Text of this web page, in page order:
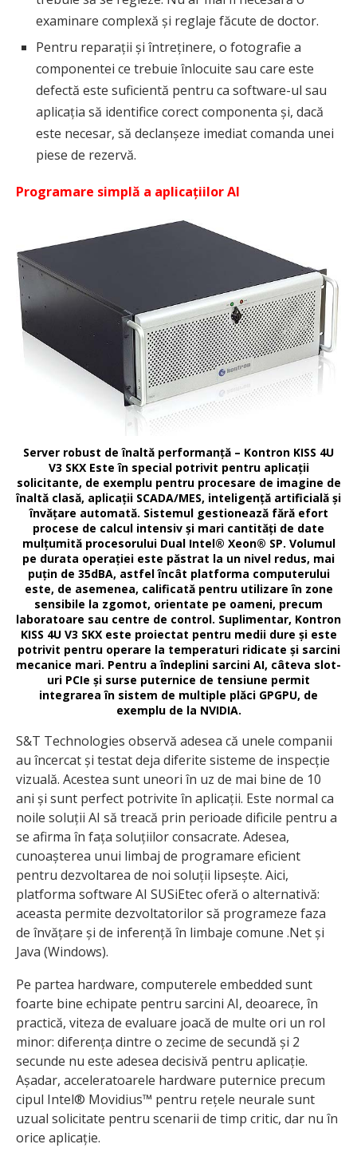
examinare complexă și reglaje făcute de doctor.
Pentru reparații și întreținere, o fotografie a
componentei ce trebuie înlocuite sau care este
defectă este suficientă pentru ca software-ul sau
aplicația să identifice corect componenta și, dacă
este necesar, să declanșeze imediat comanda unei
piese de rezervă.
Programare simplă a aplicațiilor AI
Server robust de înaltă performanță – Kontron KISS 4U
V3 SKX Este în special potrivit pentru aplicații
solicitante, de exemplu pentru procesare de imagine de
înaltă clasă, aplicații SCADA/MES, inteligență artificială și
învățare automată. Sistemul gestionează fără efort
procese de calcul intensiv și mari cantități de date
mulțumită procesorului Dual Intel® Xeon® SP. Volumul
pe durata operației este păstrat la un nivel redus, mai
puțin de 35dBA, astfel încât platforma computerului
este, de asemenea, calificată pentru utilizare în zone
sensibile la zgomot, orientate pe oameni, precum
laboratoare sau centre de control. Suplimentar, Kontron
KISS 4U V3 SKX este proiectat pentru medii dure și este
potrivit pentru operare la temperaturi ridicate și sarcini
mecanice mari. Pentru a îndeplini sarcini AI, câteva slot-
uri PCIe și surse puternice de tensiune permit
integrarea în sistem de multiple plăci GPGPU, de
exemplu de la NVIDIA.
S&T Technologies observă adesea că unele companii
au încercat și testat deja diferite sisteme de inspecție
vizuală. Acestea sunt uneori în uz de mai bine de 10
ani și sunt perfect potrivite în aplicații. Este normal ca
noile soluții AI să treacă prin perioade dificile pentru a
se afirma în fața soluțiilor consacrate. Adesea,
cunoașterea unui limbaj de programare eficient
pentru dezvoltarea de noi soluții lipsește. Aici,
platforma software AI SUSiEtec oferă o alternativă:
aceasta permite dezvoltatorilor să programeze faza
de învățare și de inferență în limbaje comune .Net și
Java (Windows).
Pe partea hardware, computerele embedded sunt
foarte bine echipate pentru sarcini AI, deoarece, în
practică, viteza de evaluare joacă de multe ori un rol
minor: diferența dintre o zecime de secundă și 2
secunde nu este adesea decisivă pentru aplicație.
Așadar, acceleratoarele hardware puternice precum
cipul Intel® Movidius™ pentru rețele neurale sunt
uzual solicitate pentru scenarii de timp critic, dar nu în
orice aplicație.